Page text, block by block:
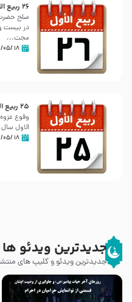
26 ربيع الاول
صلح حضرت
مجت...
۱۸ /۰۵/ ۱۴۰۵
25 ربيع الاول
الاول
۱۸ /۰۵/ ۱۴۰۵
جدیدترین ویدئو ها
جدیدترین ویدئو و کلیپ های